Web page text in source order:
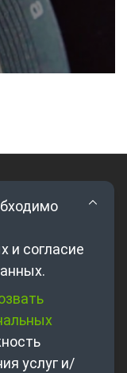
и согласие
услуг и/